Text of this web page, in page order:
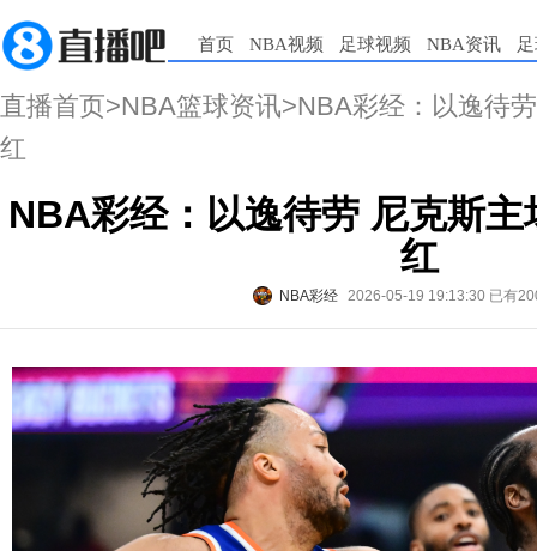
首页 NBA视频 足球视频 NBA资讯
直播首页>NBA篮球资讯>NBA彩经：以逸待
红
NBA彩经：以逸待劳 尼克斯
红
NBA彩经 2026-05-19 19:13:30 已有